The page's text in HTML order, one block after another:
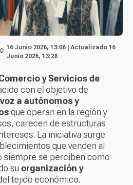
16 Junio 2026, 13:06 | Actualizado 16
Junio 2026, 13:28
y Servicios de
con el objetivo de
a autónomos y
que operan en la región y
carecen de estructuras
La iniciativa surge
que venden al
siempre se perciben como
su organización y
tejido económico.